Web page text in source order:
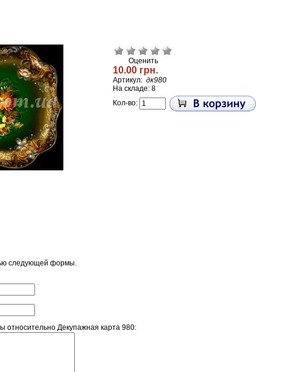
Оценить
10.00 грн.
Артикул: дк980
На складе: 8
Кол-во:
следующей формы.
Декупажная карта 980: